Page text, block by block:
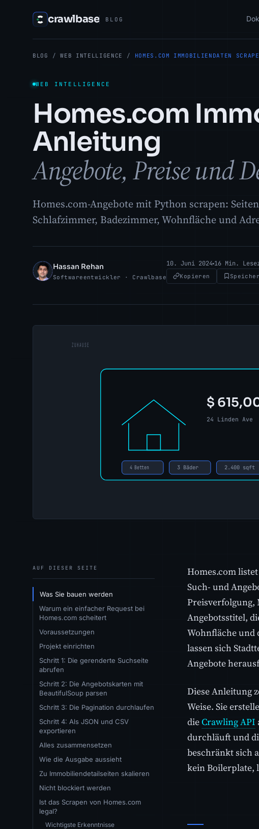
crawlbase BLOG
BLOG / WEB INTELLIGENCE / HOMES.COM IMMOBILIENDATEN
WEB INTELLIGENCE
Homes.com
Anleitung
Angebote, Preise und
Homes.com-Angebote mit Python scrapen:
Schlafzimmer, Badezimmer, Wohnfläche und
HR
Hassan Rehan
Softwareentwickler · Crawlbase
10. Juni 2024 16 Min.
Kopieren
AUF DIESER SEITE
Was Sie bauen werden
Warum ein einfacher Request bei
Homes.com scheitert
Voraussetzungen
Projekt einrichten
Schritt 1: Die gerenderte Suchseite
abrufen
Schritt 2: Die Angebotskarten mit
BeautifulSoup parsen
Schritt 3: Die Pagination durchlaufen
Schritt 4: Als JSON und CSV
exportieren
Alles zusammensetzen
Wie die Ausgabe aussieht
Zu Immobiliendetailseiten skalieren
Nicht blockiert werden
Ist das Scrapen von Homes.com
legal?
Wichtigste Erkenntnisse
Homes.com
Such- und
Preisverfolgung,
Angebotsstitel,
Wohnfläche und
lassen sich
Angebote
Diese Anleitung
Weise. Sie
dieCrawling API
durchläuft und
beschränkt sich
kein Boilerplate,